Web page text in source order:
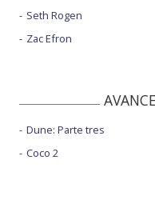
Seth Rogen
Zac Efron
Dune: Parte tres
Coco 2